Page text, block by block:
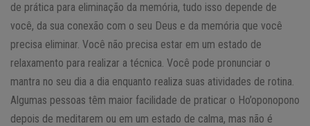
de prática para eliminação da memória, tudo isso depende de
você, da sua conexão com o seu Deus e da memória que você
precisa eliminar. Você não precisa estar em um estado de
relaxamento para realizar a técnica. Você pode pronunciar o
mantra no seu dia a dia enquanto realiza suas atividades de rotina.
Algumas pessoas têm maior facilidade de praticar o Ho’oponopono
depois de meditarem ou em um estado de calma, mas não é